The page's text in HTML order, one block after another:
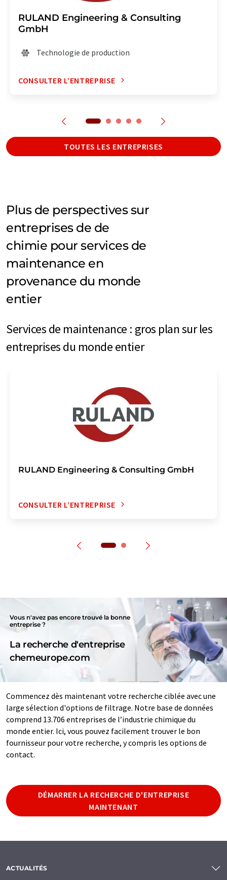
RULAND Engineering & Consulting
GmbH
Technologie de production
CONSULTER L’ENTREPRISE
TOUTES LES ENTREPRISES
Plus de perspectives sur
entreprises de de
chimie pour services de
maintenance en
provenance du monde
entier
Services de maintenance : gros plan sur les
entreprises du monde entier
RULAND Engineering & Consulting GmbH
CONSULTER L’ENTREPRISE
Vous n'avez pas encore trouvé la bonne
entreprise ?
La recherche d'entreprise
chemeurope.com
Commencez dès maintenant votre recherche ciblée avec une
large sélection d'options de filtrage. Notre base de données
comprend 13.706 entreprises de l’industrie chimique du
monde entier. Ici, vous pouvez facilement trouver le bon
fournisseur pour votre recherche, y compris les options de
contact.
DÉMARRER LA RECHERCHE D'ENTREPRISE
MAINTENANT
ACTUALITÉS